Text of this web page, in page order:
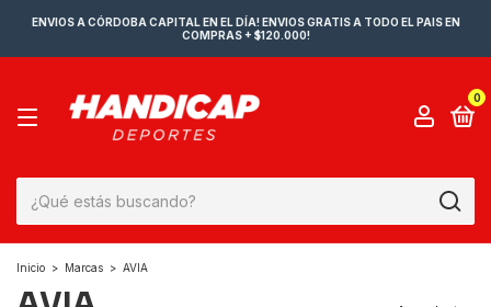
ENVIOS A CÓRDOBA CAPITAL EN EL DÍA! ENVIOS GRATIS A TODO EL PAIS EN
COMPRAS + $120.000!
0
Inicio > Marcas > AVIA